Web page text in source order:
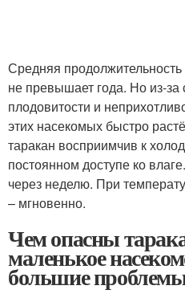
Средняя
не превышает года. Но из-за
плодовитости и
этих насекомых быстро
таракан восприимчив к
постоянном доступе ко
через неделю. При
– мгновенно.
Чем опасны
маленькое
большие